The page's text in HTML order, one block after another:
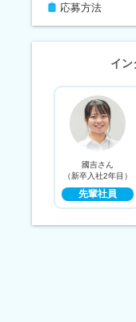
応募方法
イン
國吉さん
（新卒入社2年目）
先輩社員